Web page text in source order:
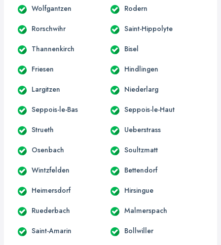
Wolfgantzen Rodern
Rorschwihr Saint-Hippolyte
Thannenkirch Bisel
Friesen Hindlingen
Largitzen Niederlarg
Seppois-le-Bas Seppois-le-Haut
Strueth Ueberstrass
Osenbach Soultzmatt
Wintzfelden Bettendorf
Heimersdorf Hirsingue
Ruederbach Malmerspach
Saint-Amarin Bollwiller